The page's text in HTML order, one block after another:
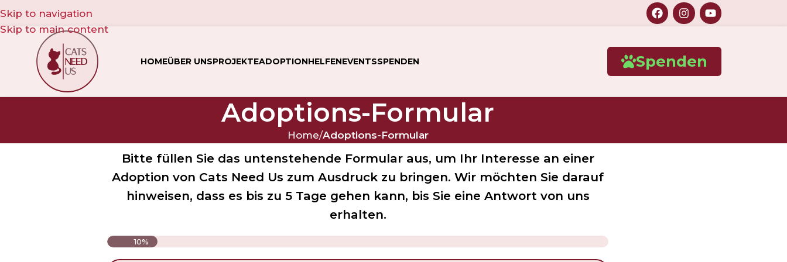
Skip to navigation
Skip to main content
HOMEÜBER UNSPROJEKTEADOPTIONHELFENEVENTSSPENDEN Spenden
Adoptions-Formular
Home/Adoptions-Formular
Bitte füllen Sie das untenstehende Formular aus, um Ihr Interesse an einer
Adoption von Cats Need Us zum Ausdruck zu bringen. Wir möchten Sie darauf
hinweisen, dass es bis zu 5 Tage gehen kann, bis Sie eine Antwort von uns
erhalten.
10%